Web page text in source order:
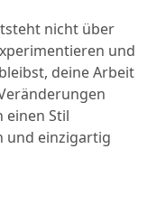
nicht über
und
deine Arbeit
einen Stil
und einzigartig